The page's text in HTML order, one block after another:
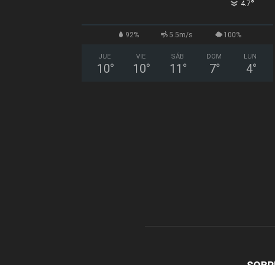
4.7°
92% 5.5m/s 100%
JUE
10°
VIE
10°
SÁB
11 °
DOM
7°
LUN
4°